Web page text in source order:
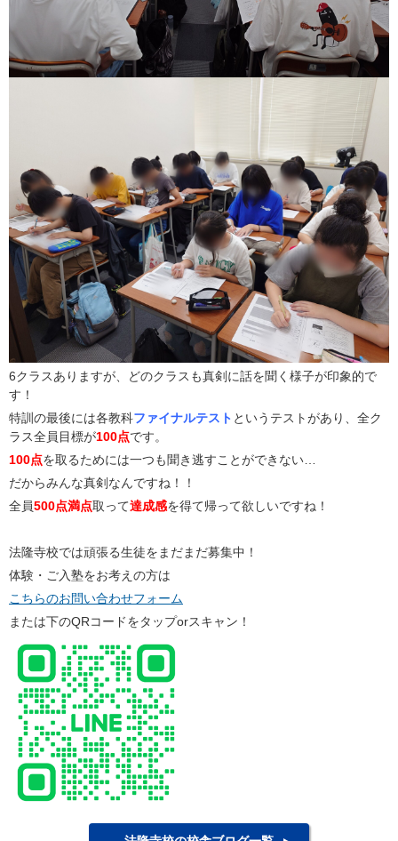
6クラスありますが、どのクラスも真剣に話を聞く様子が印象的で
す！
特訓の最後には各教科ファイナルテスト というテストがあり、全ク
ラス全員目標が100点です。
100点を取るためには一つも聞き逃すことができない…
だからみんな真剣なんですね！！
全員500点満点取って達成感を得て帰って欲しいですね！
法隆寺校では頑張る生徒をまだまだ募集中！
体験・ご入塾をお考えの方は
こちらのお問い合わせフォーム
または下のQRコードをタップorスキャン！